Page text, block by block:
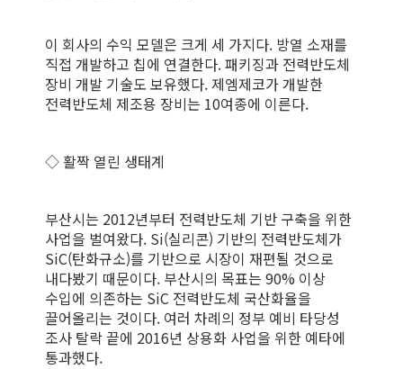
이 회사의 수익 모델은 크게 세 가지다. 방열 소재를
직접 개발하고 칩에 연결한다. 패키징과 전력반도체
장비 개발 기술도 보유했다. 제엠제코가 개발한
전력반도체 제조용 장비는 10여종에 이른다.
◇ 활짝 열린 생태계
부산시는 2012년부터 전력반도체 기반 구축을 위한
사업을 벌여왔다. Si(실리콘) 기반의 전력반도체가
SiC(탄화규소)를 기반으로 시장이 재편될 것으로
내다봤기 때문이다. 부산시의 목표는 90% 이상
수입에 의존하는 SiC 전력반도체 국산화율을
끌어올리는 것이다. 여러 차례의 정부 예비 타당성
조사 탈락 끝에 2016년 상용화 사업을 위한 예타에
통과했다.